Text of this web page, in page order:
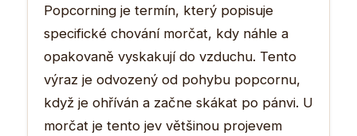
Popcorning je termín, který popisuje
specifické chování morčat, kdy náhle a
opakovaně vyskakují do vzduchu. Tento
výraz je odvozený od pohybu popcornu,
když je ohříván a začne skákat po pánvi. U
morčat je tento jev většinou projevem